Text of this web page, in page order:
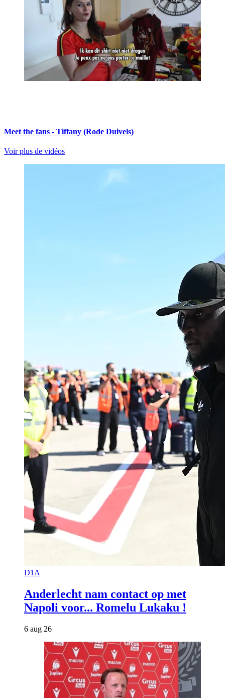
Meet the fans - Tiffany (Rode Duivels)
Voir plus de vidéos
D1A
Anderlecht nam contact op met
Napoli voor... Romelu Lukaku !
6 aug 26